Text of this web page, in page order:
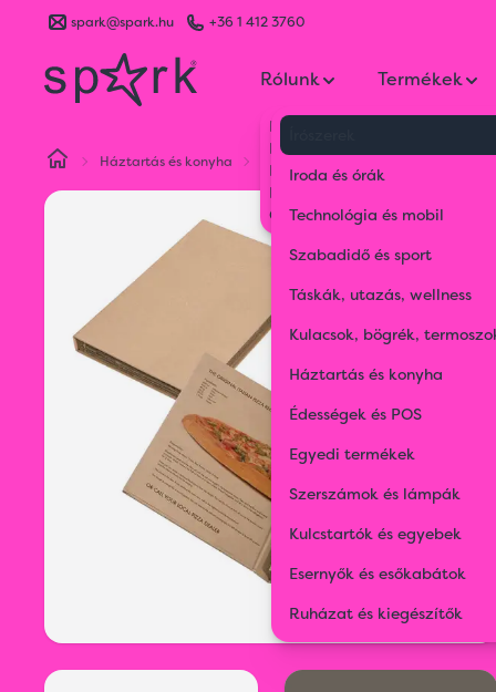
spark@spark.hu +36 1 412 3760
Rólunk
Kik vagyunk
Kapcsolat
Blog
Karrier
Gyakran Ismételt Kérdések
Termékek
Iroda és órák
Technológia és mobil
Szabadidő és sport
Táskák, utazás, wellness
Kulacsok, bögrék,
Háztartás és konyha
Édességek és POS
Egyedi termékek
Szerszámok és lámpák
Kulcstartók és egyebek
Esernyők és esőkabátok
Ruházat és kiegészítők
Háztartás és konyha Konyhai kellékek